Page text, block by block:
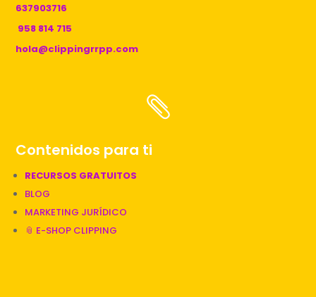
637903716
958 814 715
hola@clippingrrpp.com

Contenidos para ti
RECURSOS GRATUITOS
BLOG
MARKETING JURÍDICO
📎 E-SHOP CLIPPING